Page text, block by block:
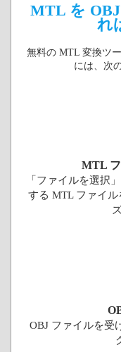
MTL を
れ
無料の MTL 変換ツ
には、次
MTL
「ファイルを選択
する MTL ファイ
OBJ ファイルを受